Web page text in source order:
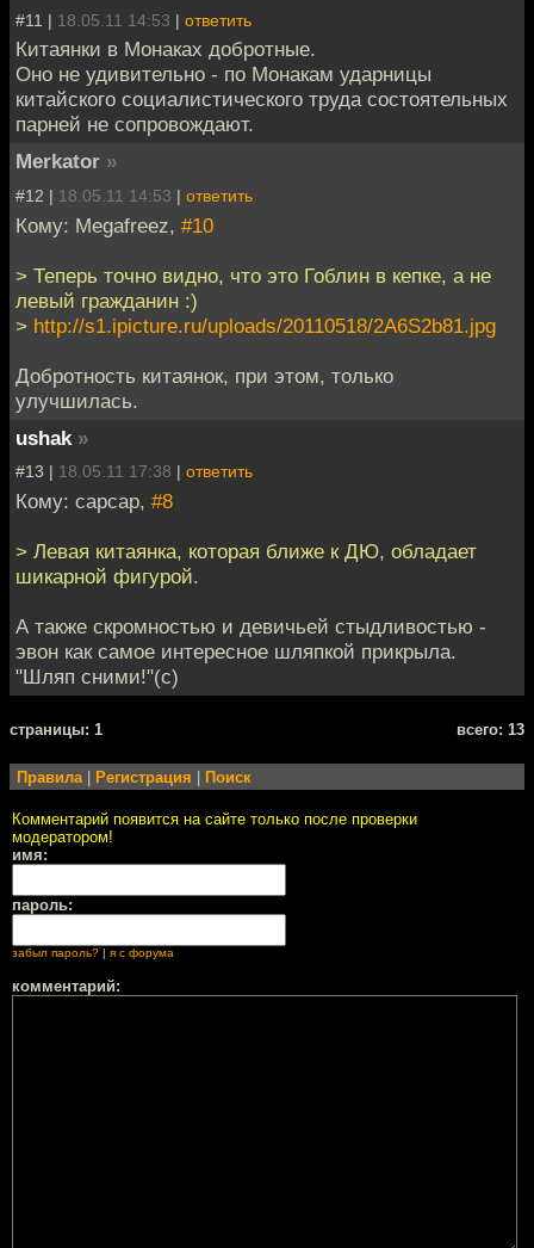
#11 | 18.05.11 14:53 | ответить
Китаянки в Монаках добротные.
Оно не удивительно - по Монакам ударницы
китайского социалистического труда состоятельных
парней не сопровождают.
Merkator »
#12 | 18.05.11 14:53 | ответить
Кому: Megafreez, #10
> Теперь точно видно, что это Гоблин в кепке, а не
левый гражданин :)
> http://s1.ipicture.ru/uploads/20110518/2A6S2b81.jpg
Добротность китаянок, при этом, только
улучшилась.
ushak »
#13 | 18.05.11 17:38 | ответить
Кому: capcap, #8
> Левая китаянка, которая ближе к ДЮ, обладает
шикарной фигурой.
А также скромностью и девичьей стыдливостью -
эвон как самое интересное шляпкой прикрыла.
"Шляп сними!"(с)
cтраницы: 1 всего: 13
Правила | Регистрация | Поиск
Комментарий появится на сайте только после проверки
модератором!
имя:
пароль:
забыл пароль? | я с форума
комментарий: